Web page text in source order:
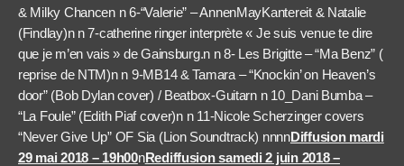
& Milky Chancen n 6-“Valerie” – AnnenMayKantereit & Natalie
(Findlay)n n 7-catherine ringer interprète « Je suis venue te dire
que je m’en vais » de Gainsburg.n n 8- Les Brigitte – “Ma Benz” (
reprise de NTM)n n 9-MB14 & Tamara – “Knockin’ on Heaven’s
door” (Bob Dylan cover) / Beatbox-Guitarn n 10_Dani Bumba –
“La Foule” (Edith Piaf cover)n n 11-Nicole Scherzinger covers
“Never Give Up” OF Sia (Lion Soundtrack) nnnnDiffusion mardi
29 mai 2018 – 19h00nRediffusion samedi 2 juin 2018 –